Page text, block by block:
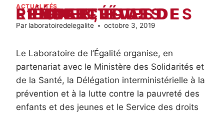
ACTUALITÉS
RENDEZ-VOUS DE L’ÉGALITÉ – PRÉCARITÉ DES FEMMES, ÉTAT DES LIEUX ET PERSPECTIVES
Par laboratoiredelegalite octobre 3, 2019
Le Laboratoire de l’Égalité organise, en
partenariat avec le Ministère des Solidarités et
de la Santé, la Délégation interministérielle à la
prévention et à la lutte contre la pauvreté des
enfants et des jeunes et le Service des droits